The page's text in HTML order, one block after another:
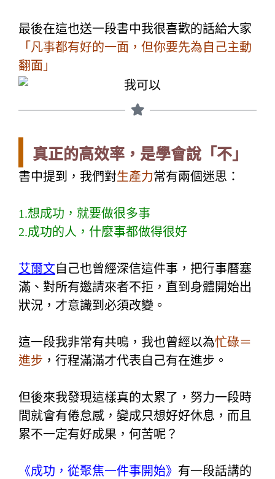
最後在這也送一段書中我很喜歡的話給大家
「凡事都有好的一面，但你要先為自己主動
翻面」
真正的高效率，是學會說「不」
書中提到，我們對生產力常有兩個迷思：
1.想成功，就要做很多事
2.成功的人，什麼事都做得很好
艾爾文 自己也曾經深信這件事，把行事曆塞
滿、對所有邀請來者不拒，直到身體開始出
狀況，才意識到必須改變。
這一段我非常有共鳴，我也曾經以為忙碌＝
進步 ，行程滿滿才代表自己有在進步。
但後來我發現這樣真的太累了，努力一段時
間就會有倦怠感，變成只想好好休息，而且
累不一定有好成果，何苦呢？
《成功，從聚焦一件事開始》 有一段話講的